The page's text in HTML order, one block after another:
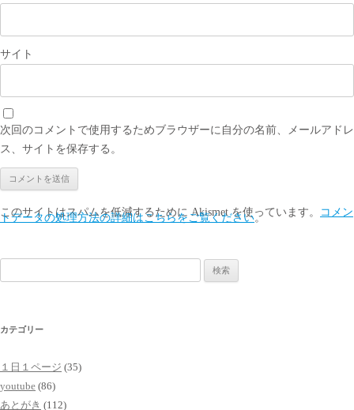
サイト
次回のコメントで使用するためブラウザーに自分の名前、メールアドレ
ス、サイトを保存する。
このサイトはスパムを低減するために Akismet を使っています。 コメン
トデータの処理方法の詳細はこちらをご覧ください。
索:
カテゴリー
１日１ページ (35)
youtube (86)
あとがき (112)